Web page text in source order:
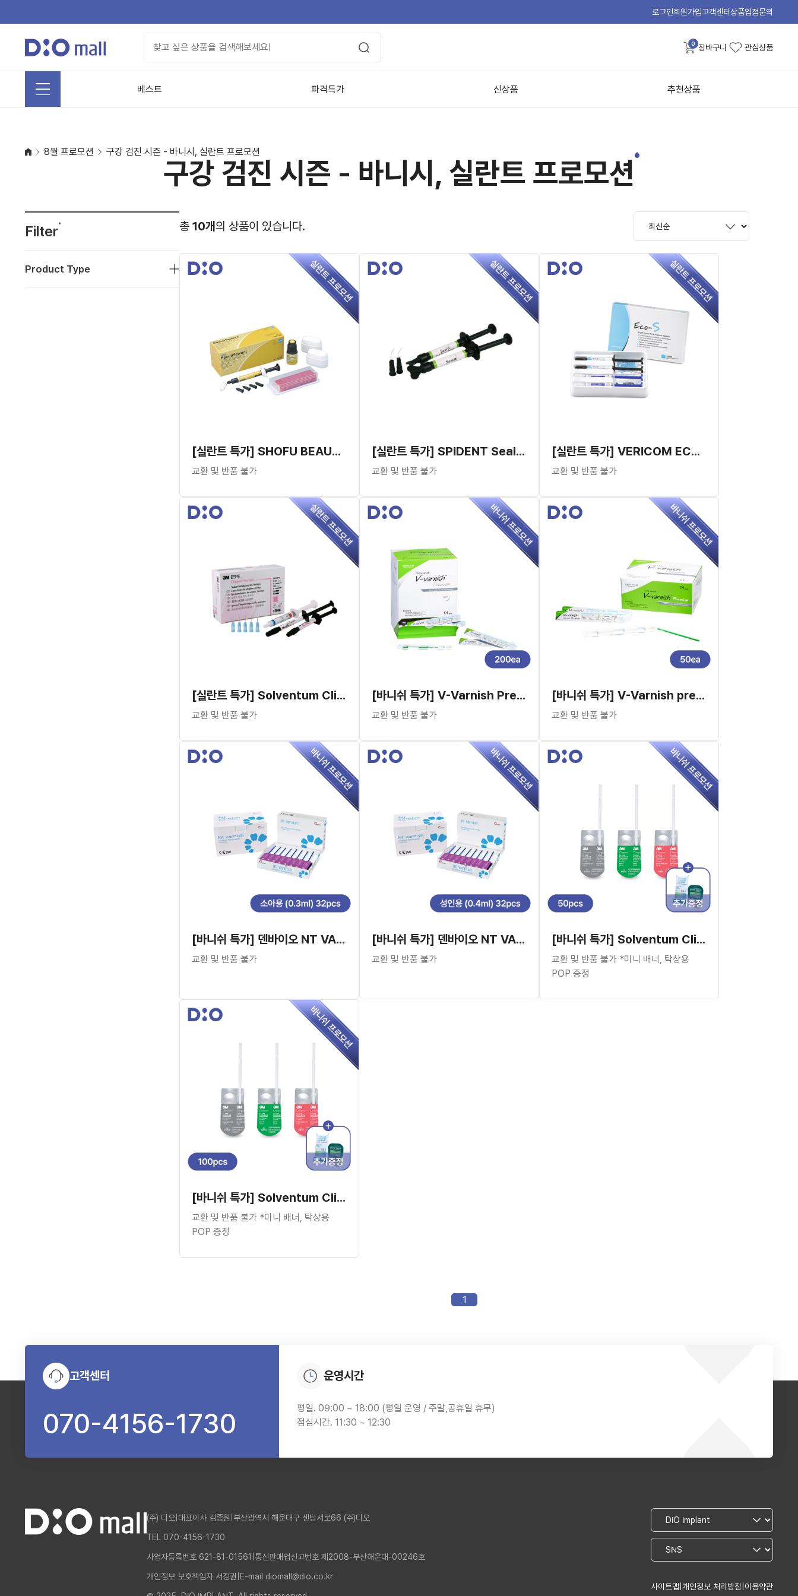
로그인회원가입고객센터상품입점문의
0 장바구니 관심상품
베스트 파격특가 신상품 추천상품
8월 프로모션 구강 검진 시즌 - 바니시, 실란트 프로모션
구강 검진 시즌 - 바니시, 실란트 프로모션
Filter
Product Type
총 10개의 상품이 있습니다.
[실란트 특가] SHOFU BEAUTI SEALANT SYSTEM PACK
교환 및 반품 불가
[실란트 특가] SPIDENT Seal-it
교환 및 반품 불가
[실란트 특가] VERICOM ECO-S SEALANT KIT
교환 및 반품 불가
[실란트 특가] Solventum Clinpro™ Sealant Kit
교환 및 반품 불가
[바니쉬 특가] V-Varnish Premium (200pcs)
교환 및 반품 불가
[바니쉬 특가] V-Varnish premium (50pcs)
교환 및 반품 불가
[바니쉬 특가] 덴바이오 NT VARNISH 소아용(0.3ml X 32EA)
교환 및 반품 불가
[바니쉬 특가] 덴바이오 NT VARNISH 성인용(0.4mml X 32EA)
교환 및 반품 불가
[바니쉬 특가] Solventum Clinpro™ Clear Fluoride Treatment Varnish (50pcs)
교환 및 반품 불가 *미니 배너, 탁상용
POP 증정
[바니쉬 특가] Solventum Clinpro™ Clear Fluoride Treatment Varnish (100pcs)
교환 및 반품 불가 *미니 배너, 탁상용
POP 증정
1
고객센터
070-4156-1730
운영시간
평일. 09:00 ~ 18:00 (평일 운영 / 주말,공휴일 휴무)
점심시간. 11:30 ~ 12:30
(주) 디오 대표이사 김종원 부산광역시 해운대구 센텀서로66 (주)디오
TEL 070-4156-1730
사업자등록번호 621-81-01561 통신판매업신고번호 제2008-부산해운대-00246호
개인정보 보호책임자 서정권 E-mail diomall@dio.co.kr
사이트맵 개인정보 처리방침 이용약관